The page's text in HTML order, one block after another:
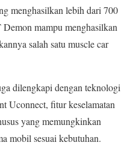
menghasilkan lebih dari 700
mampu menghasilkan
salah satu muscle car
dilengkapi dengan teknologi
Uconnect, fitur keselamatan
yang memungkinkan
mobil sesuai kebutuhan.